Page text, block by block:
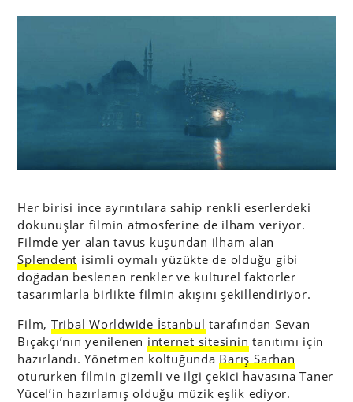
Her birisi ince ayrıntılara sahip renkli eserlerdeki
dokunuşlar filmin atmosferine de ilham veriyor.
Filmde yer alan tavus kuşundan ilham alan
Splendent isimli oymalı yüzükte de olduğu gibi
doğadan beslenen renkler ve kültürel faktörler
tasarımlarla birlikte filmin akışını şekillendiriyor.
Film, Tribal Worldwide İstanbul tarafından Sevan
Bıçakçı’nın yenilenen internet sitesinin tanıtımı için
hazırlandı. Yönetmen koltuğunda Barış Sarhan
otururken filmin gizemli ve ilgi çekici havasına Taner
Yücel’in hazırlamış olduğu müzik eşlik ediyor.